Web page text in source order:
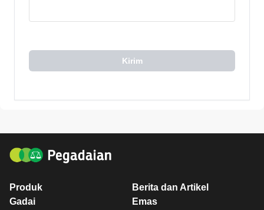
Kirim
Produk
Gadai
Berita dan Artikel
Emas